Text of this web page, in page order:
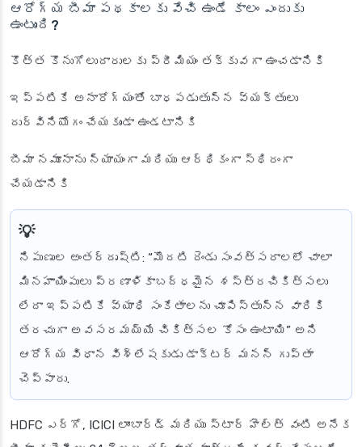
ఆరోగ్య బీమా పథకాలకు వేచి ఉండే కాలం ఎందుకు
ఉంటుంది?
కొత్త కొనుగోలుదారులకు ప్రీమియం తక్కువగా ఉంచడానికి
ఇప్పటికే అనారోగ్యంతో బాధపడుతున్న వ్యక్తులు
దుర్వినియోగం చేయకుండా ఉండటానికి
బీమా నమూనాను న్యాయంగా మరియు ఆర్థికంగా స్థిరంగా
చేయడానికి
నిపుణుల అంతర్దృష్టి: “మొదటి రెండు సంవత్సరాలలో చాలా
మినహాయింపులు ప్రణాళికాబద్ధమైన శస్త్రచికిత్సలు
లేదా ఇప్పటికే వ్యాధి సంకేతాలను చూపిస్తున్న వారికి
తరచుగా అవసరమయ్యే చికిత్సల కోసం ఉంటాయి” అని
ఆరోగ్య విధాన విశ్లేషకుడు డాక్టర్ మనన్ గుప్తా
చెప్పారు.
HDFC ఎర్గో, ICICI లాంబార్డ్ మరియు స్టార్ హెల్త్ వంటి అనేక